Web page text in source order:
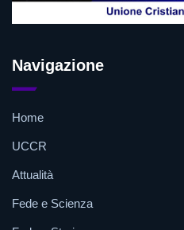
Navigazione
Home
UCCR
Attualità
Fede e Scienza